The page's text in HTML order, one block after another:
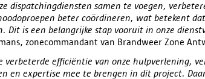
dispatchingdiensten samen te voegen,
beter coördineren, wat betekent
Dit is een belangrijke stap vooruit in onze
zonecommandant van Brandweer Zone
verbeterde efficiëntie van onze hulpverlening,
en expertise mee te brengen in dit project.